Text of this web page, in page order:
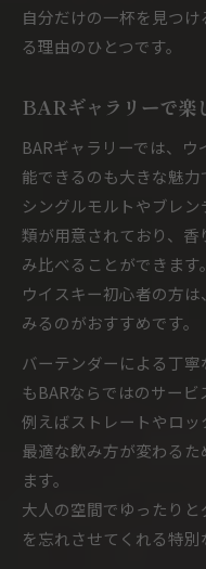
自分だけの一杯を見つ
る理由のひとつです。
BARギャラリーで楽
BARギャラリーでは、
能できるのも大きな魅力
シングルモルトやブレ
類が用意されており、
み比べることができます。
ウイスキー初心者の方
みるのがおすすめです。
バーテンダーによる丁
もBARならではのサービ
例えばストレートやロ
最適な飲み方が変わる
ます。
大人の空間でゆったり
を忘れさせてくれる特別